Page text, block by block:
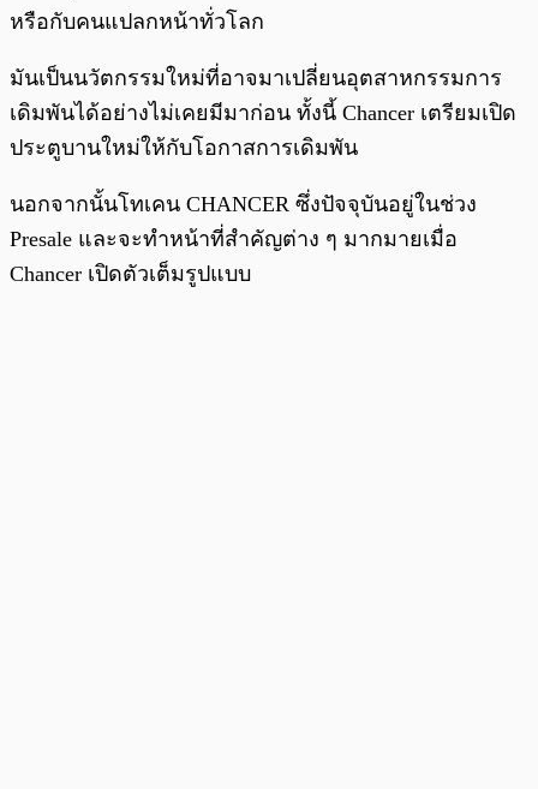
หรือกับคนแปลกหน้าทั่วโลก
มันเป็นนวัตกรรมใหม่ที่อาจมาเปลี่ยนอุตสาหกรรมการ
เดิมพันได้อย่างไม่เคยมีมาก่อน ทั้งนี้ Chancer เตรียมเปิด
ประตูบานใหม่ให้กับโอกาสการเดิมพัน
นอกจากนั้นโทเคน CHANCER ซึ่งปัจจุบันอยู่ในช่วง
Presale และจะทำหน้าที่สำคัญต่าง ๆ มากมายเมื่อ
Chancer เปิดตัวเต็มรูปแบบ